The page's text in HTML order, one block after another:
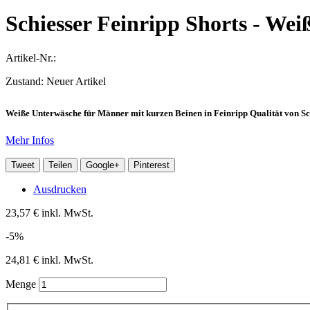
Schiesser Feinripp Shorts -
Artikel-Nr.:
Zustand: Neuer Artikel
Weiße Unterwäsche für Männer mit kurzen Beinen in Feinripp Qualität von
Mehr Infos
Tweet Teilen Google+ Pinterest
Ausdrucken
23,57 € inkl. MwSt.
-5%
24,81 € inkl. MwSt.
Menge